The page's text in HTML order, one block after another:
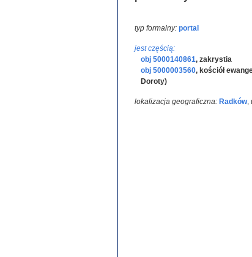
typ formalny: portal
jest częścią:
obj 5000140861, zakrystia
obj 5000003560, kościół
Doroty)
lokalizacja geograficzna: Radków,